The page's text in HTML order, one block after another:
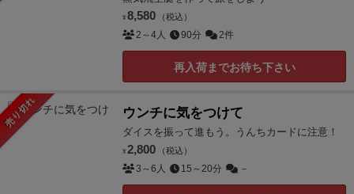
¥ 8,580 （税込）
2～4人 90分 2件
再入荷までお待ち下さい
売り切れ ウンチに気をつけて
ダイスを振って進もう。うんちカードに注意！
¥ 2,800 （税込）
3～6人 15～20分 －